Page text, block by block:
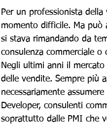
Per un professionista
momento difficile. Ma può
si stava rimandando da
consulenza commerciale
Negli ultimi anni il
delle vendite. Sempre più
necessariamente
Developer, consulenti
soprattutto dalle PMI che